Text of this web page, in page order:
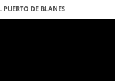
PUERTO DE BLANES